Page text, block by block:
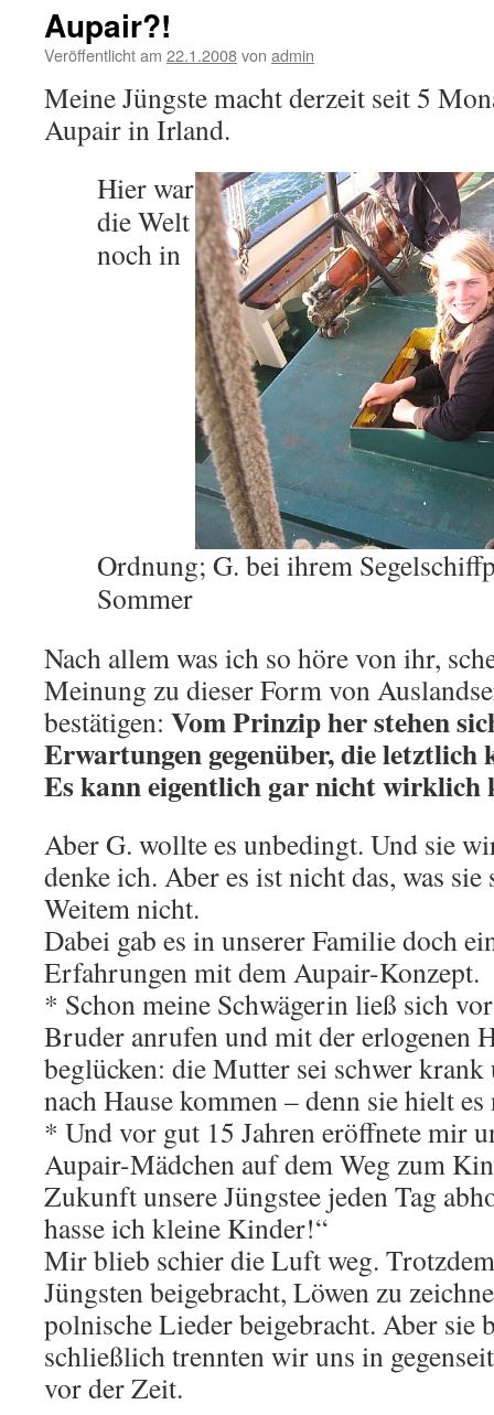
Aupair?!
Veröffentlicht am 22.1.2008von admin
Meine Jüngste macht derzeit seit 5
Aupair in Irland.
Hier war
die Welt
noch in
Ordnung; G. bei ihrem
Sommer
Nach allem was ich so höre von ihr,
Meinung zu dieser Form von
bestätigen: Vom Prinzip her stehen
Erwartungen gegenüber, die letztlich
Es kann eigentlich gar nicht wirklich
Aber G. wollte es unbedingt. Und sie
denke ich. Aber es ist nicht das, was
Weitem nicht.
Dabei gab es in unserer Familie doch
Erfahrungen mit dem Aupair-Konzept.
* Schon meine Schwägerin ließ sich
Bruder anrufen und mit der erlogenen
beglücken: die Mutter sei schwer
nach Hause kommen – denn sie hielt
* Und vor gut 15 Jahren eröffnete mir
Aupair-Mädchen auf dem Weg zum
Zukunft unsere Jüngstee jeden Tag
hasse ich kleine Kinder!“
Mir blieb schier die Luft weg.
Jüngsten beigebracht, Löwen zu
polnische Lieder beigebracht. Aber sie
schließlich trennten wir uns in
vor der Zeit.